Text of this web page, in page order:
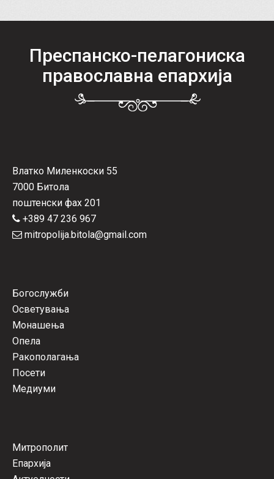
Преспанско-пелагониска
православна епархија
Влатко Миленкоски 55
7000 Битола
поштенски фах 201
+389 47 236 967
mitropolija.bitola@gmail.com
Богослужби
Осветувања
Монашења
Опела
Ракополагања
Посети
Медиуми
Митрополит
Епархија